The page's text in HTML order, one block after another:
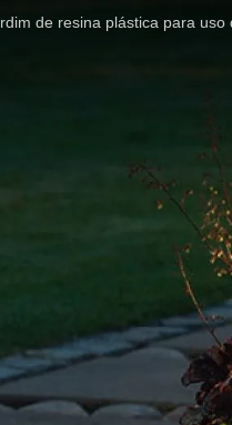
de resina plástica para uso